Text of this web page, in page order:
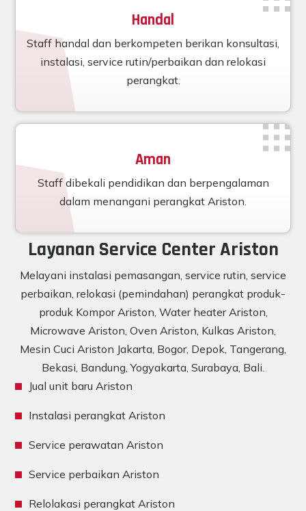
Handal
Staff handal dan berkompeten berikan konsultasi,
instalasi, service rutin/perbaikan dan relokasi
perangkat.
Aman
Staff dibekali pendidikan dan berpengalaman
dalam menangani perangkat Ariston.
Layanan Service Center Ariston
Melayani instalasi pemasangan, service rutin, service
perbaikan, relokasi (pemindahan) perangkat produk-
produk Kompor Ariston, Water heater Ariston,
Microwave Ariston, Oven Ariston, Kulkas Ariston,
Mesin Cuci Ariston Jakarta, Bogor, Depok, Tangerang,
Bekasi, Bandung, Yogyakarta, Surabaya, Bali.
Jual unit baru Ariston
Instalasi perangkat Ariston
Service perawatan Ariston
Service perbaikan Ariston
Relolakasi perangkat Ariston